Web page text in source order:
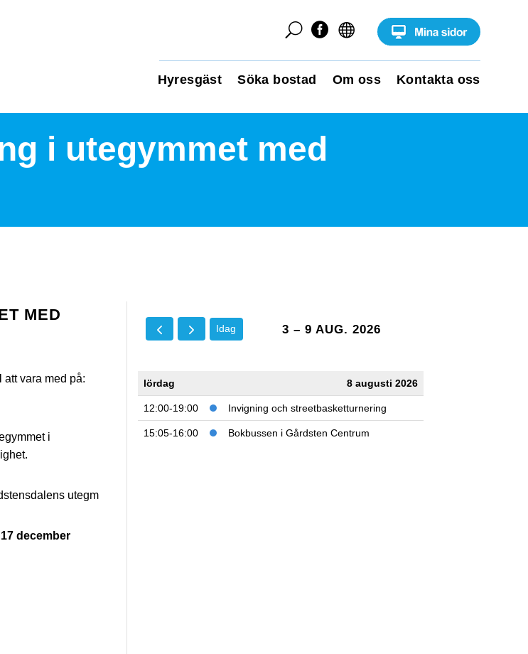


U
Hyresgäst Söka bostad Om oss Kontakta oss
i utegymmet med
MED
att vara med på:
i
utegm
december
Idag 3 – 9 AUG. 2026
lördag 8 augusti 2026
12:00-19:00 Invigning och streetbasketturnering
15:05-16:00 Bokbussen i Gårdsten Centrum